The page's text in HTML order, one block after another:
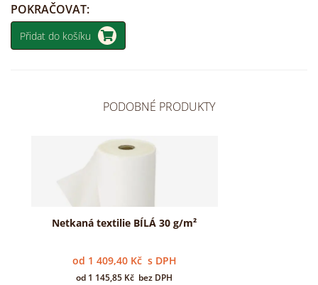
POKRAČOVAT:
Přidat do košíku
PODOBNÉ PRODUKTY
Netkaná textilie BÍLÁ 30 g/m²
od 1 409,40 Kč s DPH
od 1 145,85 Kč bez DPH